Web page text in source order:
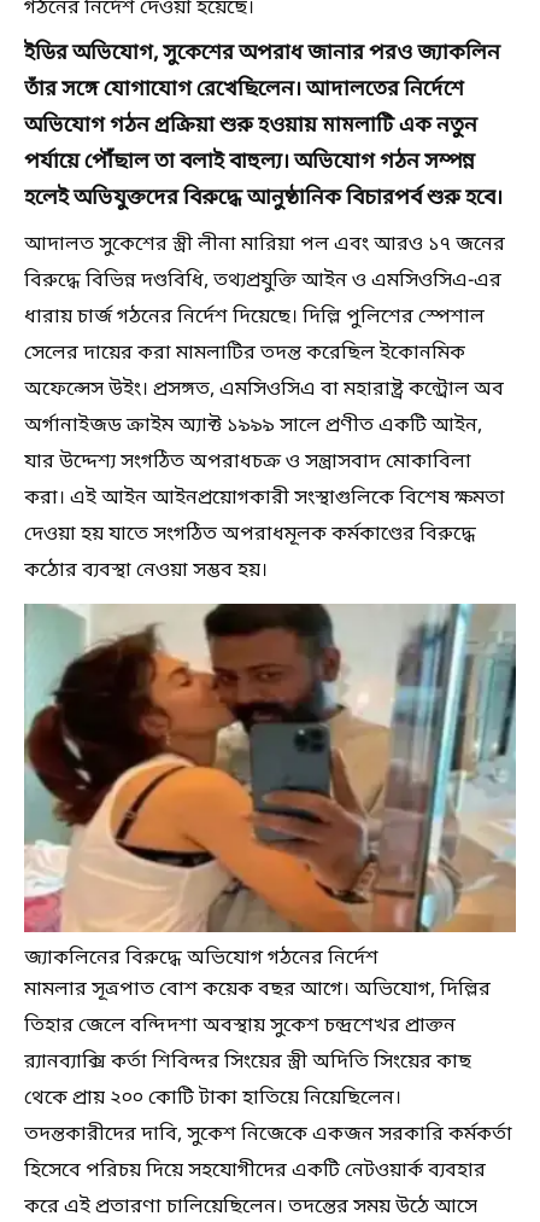
গঠনের নির্দেশ দেওয়া হয়েছে।
ইডির অভিযোগ, সুকেশের অপরাধ জানার পরও জ্যাকলিন
তাঁর সঙ্গে যোগাযোগ রেখেছিলেন। আদালতের নির্দেশে
অভিযোগ গঠন প্রক্রিয়া শুরু হওয়ায় মামলাটি এক নতুন
পর্যায়ে পৌঁছাল তা বলাই বাহুল্য। অভিযোগ গঠন সম্পন্ন
হলেই অভিযুক্তদের বিরুদ্ধে আনুষ্ঠানিক বিচারপর্ব শুরু হবে।
আদালত সুকেশের স্ত্রী লীনা মারিয়া পল এবং আরও ১৭ জনের
বিরুদ্ধে বিভিন্ন দণ্ডবিধি, তথ্যপ্রযুক্তি আইন ও এমসিওসিএ-এর
ধারায় চার্জ গঠনের নির্দেশ দিয়েছে। দিল্লি পুলিশের স্পেশাল
সেলের দায়ের করা মামলাটির তদন্ত করেছিল ইকোনমিক
অফেন্সেস উইং। প্রসঙ্গত, এমসিওসিএ বা মহারাষ্ট্র কন্ট্রোল অব
অর্গানাইজড ক্রাইম অ্যাক্ট ১৯৯৯ সালে প্রণীত একটি আইন,
যার উদ্দেশ্য সংগঠিত অপরাধচক্র ও সন্ত্রাসবাদ মোকাবিলা
করা। এই আইন আইনপ্রয়োগকারী সংস্থাগুলিকে বিশেষ ক্ষমতা
দেওয়া হয় যাতে সংগঠিত অপরাধমূলক কর্মকাণ্ডের বিরুদ্ধে
কঠোর ব্যবস্থা নেওয়া সম্ভব হয়।
জ্যাকলিনের বিরুদ্ধে অভিযোগ গঠনের নির্দেশ
মামলার সূত্রপাত বোশ কয়েক বছর আগে। অভিযোগ, দিল্লির
তিহার জেলে বন্দিদশা অবস্থায় সুকেশ চন্দ্রশেখর প্রাক্তন
র‍্যানব্যাক্সি কর্তা শিবিন্দর সিংয়ের স্ত্রী অদিতি সিংয়ের কাছ
থেকে প্রায় ২০০ কোটি টাকা হাতিয়ে নিয়েছিলেন।
তদন্তকারীদের দাবি, সুকেশ নিজেকে একজন সরকারি কর্মকর্তা
হিসেবে পরিচয় দিয়ে সহযোগীদের একটি নেটওয়ার্ক ব্যবহার
করে এই প্রতারণা চালিয়েছিলেন। তদন্তের সময় উঠে আসে